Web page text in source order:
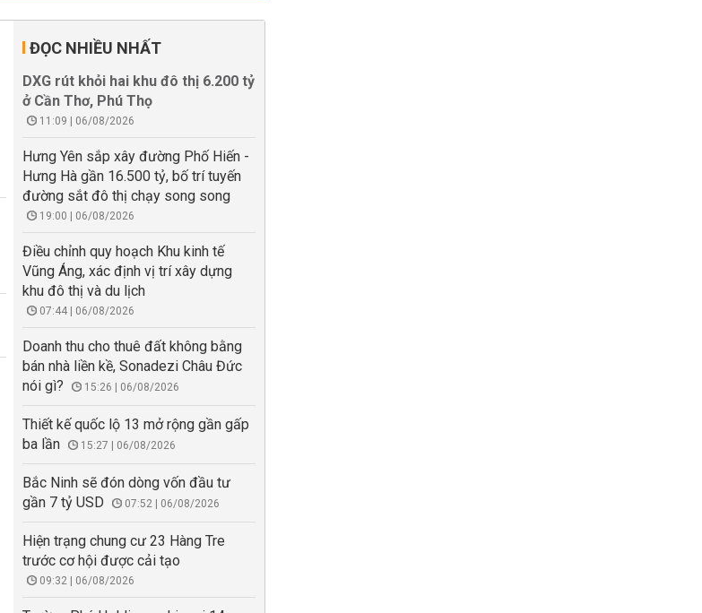
ĐỌC NHIỀU NHẤT
DXG rút khỏi hai khu đô thị 6.200 tỷ
ở Cần Thơ, Phú Thọ
11:09 | 06/08/2026
Hưng Yên sắp xây đường Phố Hiến -
Hưng Hà gần 16.500 tỷ, bố trí tuyến
đường sắt đô thị chạy song song
19:00 | 06/08/2026
Điều chỉnh quy hoạch Khu kinh tế
Vũng Áng, xác định vị trí xây dựng
khu đô thị và du lịch
07:44 | 06/08/2026
Doanh thu cho thuê đất không bằng
bán nhà liền kề, Sonadezi Châu Đức
nói gì?
15:26 | 06/08/2026
Thiết kế quốc lộ 13 mở rộng gần gấp
ba lần
15:27 | 06/08/2026
Bắc Ninh sẽ đón dòng vốn đầu tư
gần 7 tỷ USD
07:52 | 06/08/2026
Hiện trạng chung cư 23 Hàng Tre
trước cơ hội được cải tạo
09:32 | 06/08/2026